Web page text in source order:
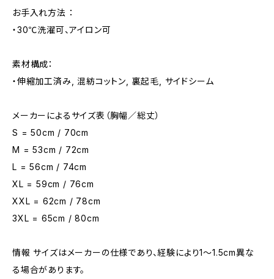
お手入れ方法 ：
・30℃洗濯可、アイロン可
素材構成：
・伸縮加工済み, 混紡コットン, 裏起毛, サイドシーム
メーカーによるサイズ表（胸幅／総丈）
S = 50cm / 70cm
M = 53cm / 72cm
L = 56cm / 74cm
XL = 59cm / 76cm
XXL = 62cm / 78cm
3XL = 65cm / 80cm
情報 サイズはメーカーの仕様であり、経験により1～1.5cm異な
る場合があります。